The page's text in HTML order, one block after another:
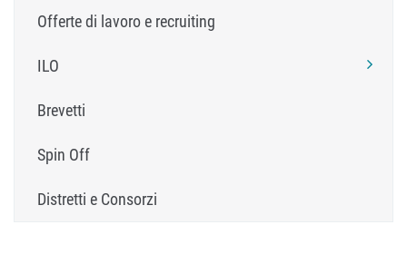
Offerte di lavoro e recruiting
ILO
Brevetti
Spin Off
Distretti e Consorzi